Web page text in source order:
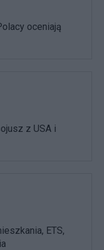
oceniają
z USA i
ETS,